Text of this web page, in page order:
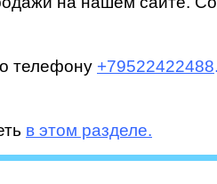
телефону +79522422488.
в этом разделе.